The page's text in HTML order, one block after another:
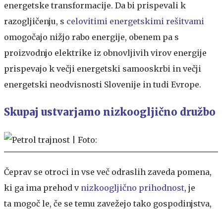
energetske transformacije. Da bi prispevali k
razogljičenju, s celovitimi energetskimi rešitvami
omogočajo nižjo rabo energije, obenem pa s
proizvodnjo elektrike iz obnovljivih virov energije
prispevajo k večji energetski samooskrbi in večji
energetski neodvisnosti Slovenije in tudi Evrope.
Skupaj ustvarjamo nizkoogljično družbo
Čeprav se otroci in vse več odraslih zaveda pomena,
ki ga ima prehod v nizkoogljično prihodnost, je
ta mogoč le, če se temu zavežejo tako gospodinjstva,